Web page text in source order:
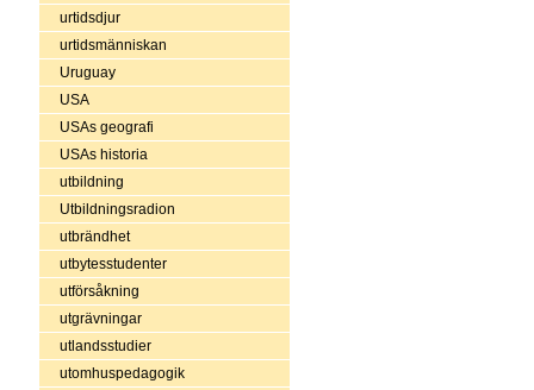
urtidsdjur
urtidsmänniskan
Uruguay
USA
USAs geografi
USAs historia
utbildning
Utbildningsradion
utbrändhet
utbytesstudenter
utförsåkning
utgrävningar
utlandsstudier
utomhuspedagogik